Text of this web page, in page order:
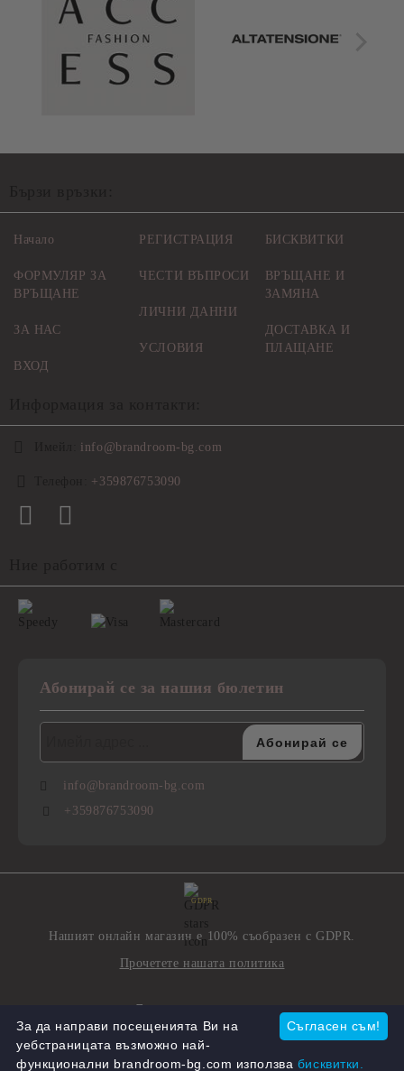
Начало
ФОРМУЛЯР ЗА
ВРЪЩАНЕ
ЗА НАС
ВХОД
РЕГИСТРАЦИЯ
ЧЕСТИ ВЪПРОСИ
ЛИЧНИ ДАННИ
УСЛОВИЯ
БИСКВИТКИ
ВРЪЩАНЕ И
ЗАМЯНА
ДОСТАВКА И
ПЛАЩАНЕ
info@brandroom-bg.com
+359876753090
Абонирай се за нашия бюлетин
info@brandroom-bg.com
+359876753090
GDPR
Нашият онлайн магазин е 100% съобразен с GDPR.
Прочетете нашата политика
Онлайн магазин от SELITON
Съгласен съм!
За да направи посещенията Ви на
уебстраницата възможно най-
функционални brandroom-bg.com използва бисквитки.